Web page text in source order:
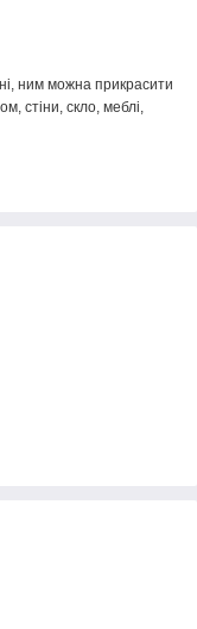
ним можна прикрасити
стіни, скло, меблі,